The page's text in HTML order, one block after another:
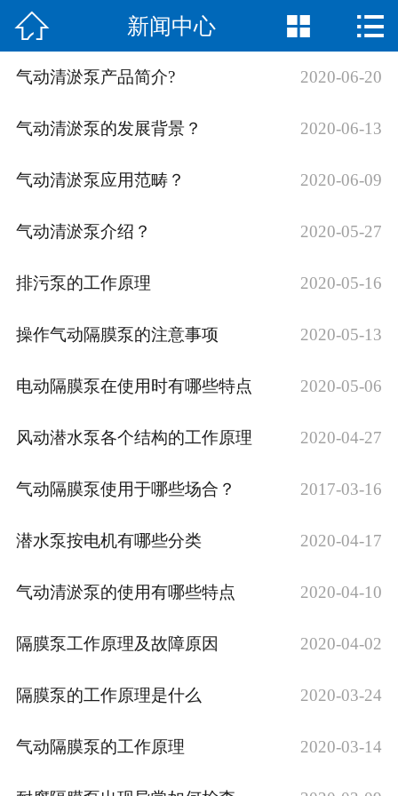
网站首页
联系我们
 新闻中心  
气动清淤泵产品简介? 2020-06-20
气动清淤泵的发展背景？ 2020-06-13
气动清淤泵应用范畴？ 2020-06-09
气动清淤泵介绍？ 2020-05-27
排污泵的工作原理 2020-05-16
操作气动隔膜泵的注意事项 2020-05-13
电动隔膜泵在使用时有哪些特点 2020-05-06
风动潜水泵各个结构的工作原理 2020-04-27
气动隔膜泵使用于哪些场合？ 2017-03-16
潜水泵按电机有哪些分类 2020-04-17
气动清淤泵的使用有哪些特点 2020-04-10
隔膜泵工作原理及故障原因 2020-04-02
隔膜泵的工作原理是什么 2020-03-24
气动隔膜泵的工作原理 2020-03-14